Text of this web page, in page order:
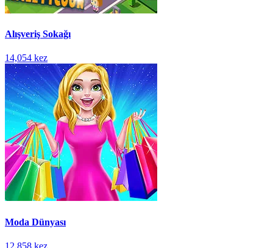
Alışveriş Sokağı
14,054 kez
Moda Dünyası
12,858 kez